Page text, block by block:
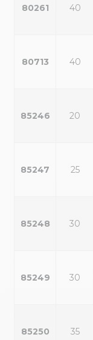
80261 40
80713 40
85246 20
85247 25
85248 30
85249 30
85250 35